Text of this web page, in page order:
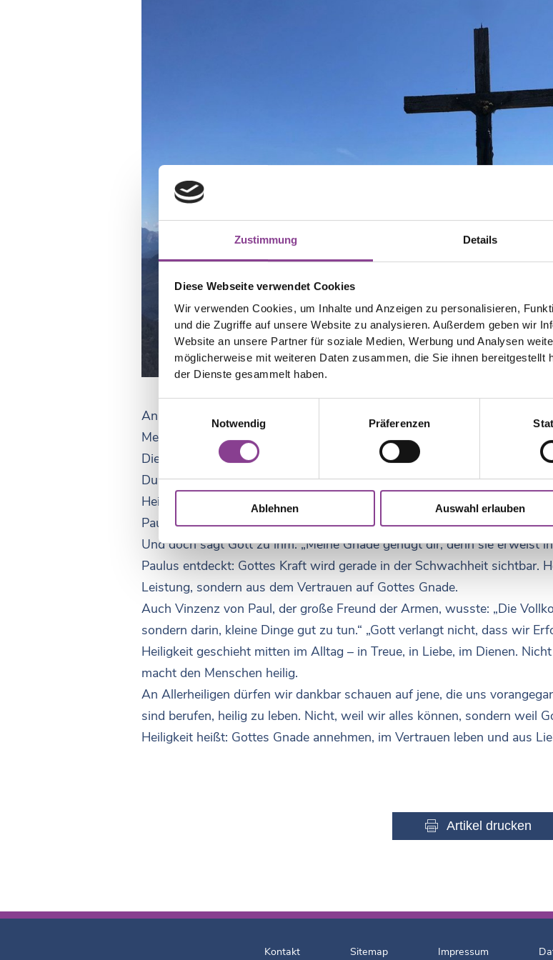
Zustimmung Details
Diese Webseite verwendet Cookies
Wir verwenden Cookies, um Inhalte und Anzeigen zu personalisieren,
und die Zugriffe auf unsere Website zu analysieren. Außerdem geben wir
Website an unsere Partner für soziale Medien, Werbung und Analysen
möglicherweise mit weiteren Daten zusammen, die Sie ihnen bereitgestellt
der Dienste gesammelt haben.
Notwendig
Präferenzen
Ablehnen Auswahl erlauben
An Allerheiligen feiern wir alle, die ihr Leben nach Gott ausgerichtet
Menschen, die aus der Kraft der Liebe gelebt haben.
Dieses Fest erinnert uns auch daran: Heiligkeit ist unsere gemeinsame
Durch die Taufe sind wir geheiligt und eingeladen, im Alltag heilig zu
Heiligkeit bedeutet nicht, perfekt zu sein. Auch die Heiligen hatten ihre
Paulus schreibt offen von seinem „Stachel im Fleisch“ – einer
Und doch sagt Gott zu ihm: „Meine Gnade genügt dir; denn sie erweist
Paulus entdeckt: Gottes Kraft wird gerade in der Schwachheit sichtbar.
Leistung, sondern aus dem Vertrauen auf Gottes Gnade.
Auch Vinzenz von Paul, der große Freund der Armen, wusste: „Die
sondern darin, kleine Dinge gut zu tun.“ „Gott verlangt nicht, dass wir
Heiligkeit geschieht mitten im Alltag – in Treue, in Liebe, im Dienen.
macht den Menschen heilig.
An Allerheiligen dürfen wir dankbar schauen auf jene, die uns
sind berufen, heilig zu leben. Nicht, weil wir alles können, sondern weil
Heiligkeit heißt: Gottes Gnade annehmen, im Vertrauen leben und aus
Artikel drucken
Kontakt Sitemap Impressum